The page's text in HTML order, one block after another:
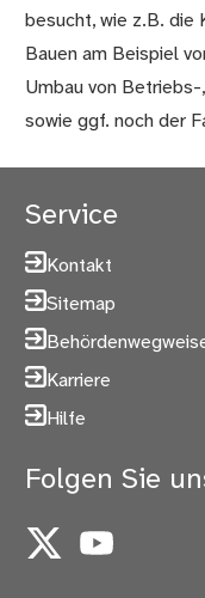
besucht, wie z.B. die
Bauen am Beispiel
Umbau von
sowie ggf. noch der
Service
Kontakt
Sitemap
Karriere
Hilfe
Folgen Sie
X YouTube